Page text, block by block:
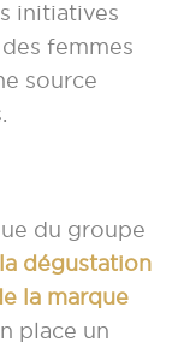
initiatives
femmes
source
du groupe
dégustation
la marque
place un